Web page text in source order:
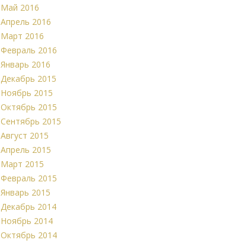
Май 2016
Апрель 2016
Март 2016
Февраль 2016
Январь 2016
Декабрь 2015
Ноябрь 2015
Октябрь 2015
Сентябрь 2015
Август 2015
Апрель 2015
Март 2015
Февраль 2015
Январь 2015
Декабрь 2014
Ноябрь 2014
Октябрь 2014